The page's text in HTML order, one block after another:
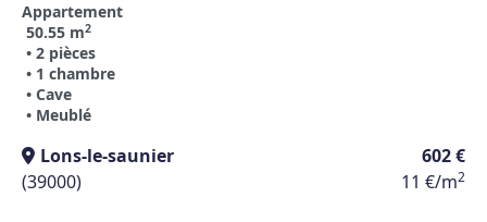
Appartement
50.55 m2
• 2 pièces
• 1 chambre
• Cave
• Meublé
Lons-le-saunier
602 €
(39000)
11 €/m2